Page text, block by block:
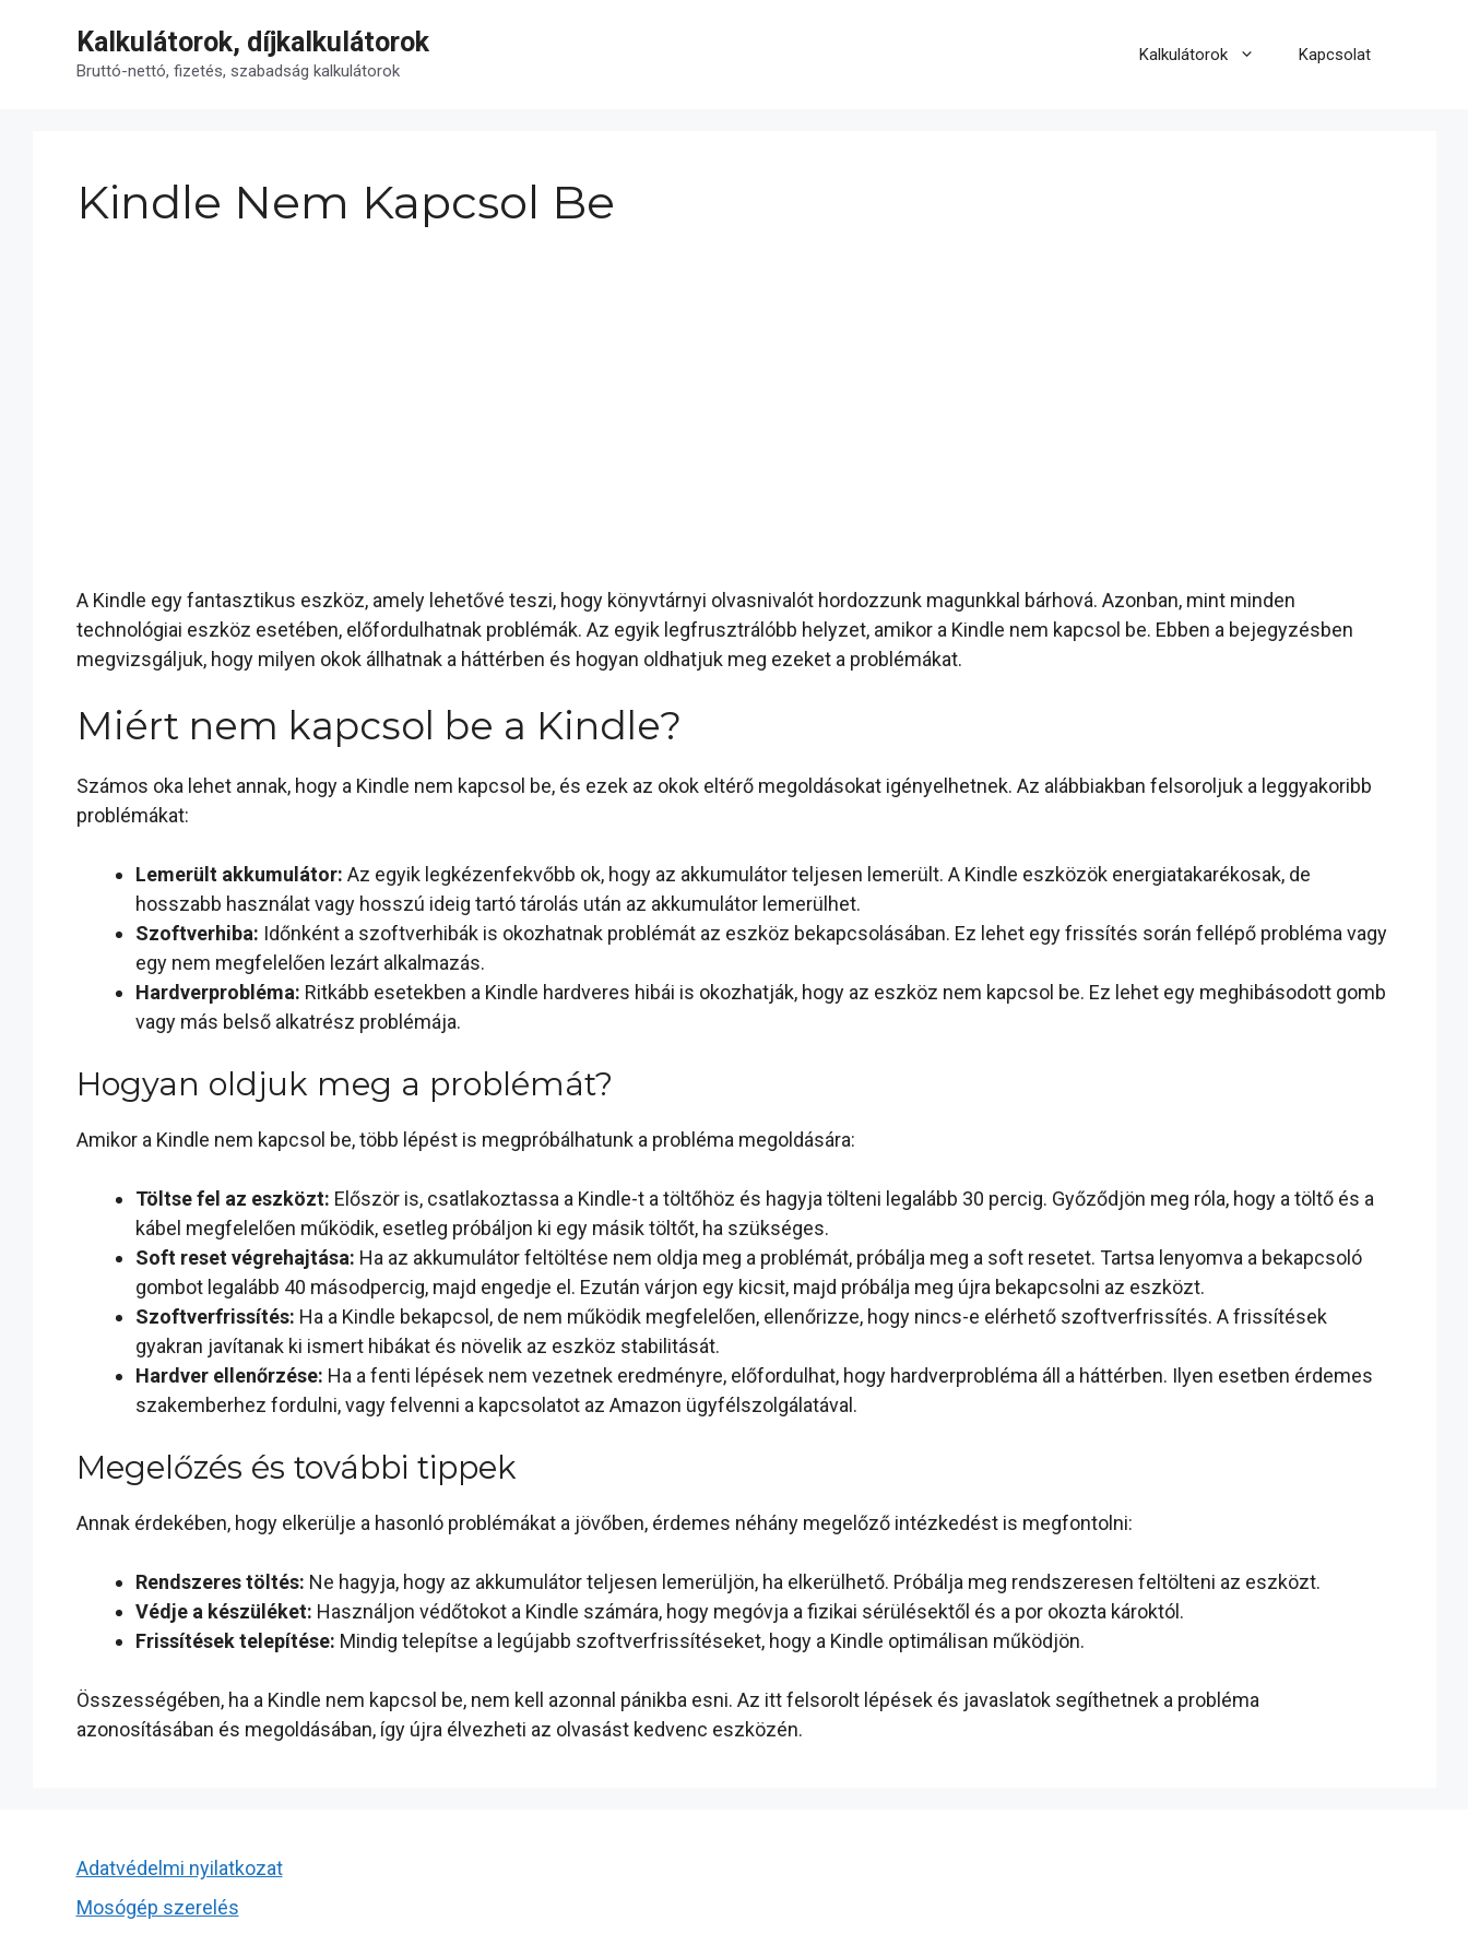
tartalomba
Kalkulátorok, díjkalkulátorok
Bruttó-nettó, fizetés, szabadság kalkulátorok
Kalkulátorok Kapcsolat
Kindle Nem Kapcsol Be
A Kindle egy fantasztikus eszköz, amely lehetővé teszi, hogy könyvtárnyi olvasnivalót hordozzunk magunkkal bárhová. Azonban, mint minden
technológiai eszköz esetében, előfordulhatnak problémák. Az egyik legfrusztrálóbb helyzet, amikor a Kindle nem kapcsol be. Ebben a bejegyzésben
megvizsgáljuk, hogy milyen okok állhatnak a háttérben és hogyan oldhatjuk meg ezeket a problémákat.
Miért nem kapcsol be a Kindle?
Számos oka lehet annak, hogy a Kindle nem kapcsol be, és ezek az okok eltérő megoldásokat igényelhetnek. Az alábbiakban felsoroljuk a leggyakoribb
problémákat:
Lemerült akkumulátor: Az egyik legkézenfekvőbb ok, hogy az akkumulátor teljesen lemerült. A Kindle eszközök energiatakarékosak, de
hosszabb használat vagy hosszú ideig tartó tárolás után az akkumulátor lemerülhet.
Szoftverhiba: Időnként a szoftverhibák is okozhatnak problémát az eszköz bekapcsolásában. Ez lehet egy frissítés során fellépő probléma vagy
egy nem megfelelően lezárt alkalmazás.
Hardverprobléma: Ritkább esetekben a Kindle hardveres hibái is okozhatják, hogy az eszköz nem kapcsol be. Ez lehet egy meghibásodott gomb
vagy más belső alkatrész problémája.
Hogyan oldjuk meg a problémát?
Amikor a Kindle nem kapcsol be, több lépést is megpróbálhatunk a probléma megoldására:
Töltse fel az eszközt: Először is, csatlakoztassa a Kindle-t a töltőhöz és hagyja tölteni legalább 30 percig. Győződjön meg róla, hogy a töltő és a
kábel megfelelően működik, esetleg próbáljon ki egy másik töltőt, ha szükséges.
Soft reset végrehajtása: Ha az akkumulátor feltöltése nem oldja meg a problémát, próbálja meg a soft resetet. Tartsa lenyomva a bekapcsoló
gombot legalább 40 másodpercig, majd engedje el. Ezután várjon egy kicsit, majd próbálja meg újra bekapcsolni az eszközt.
Szoftverfrissítés: Ha a Kindle bekapcsol, de nem működik megfelelően, ellenőrizze, hogy nincs-e elérhető szoftverfrissítés. A frissítések
gyakran javítanak ki ismert hibákat és növelik az eszköz stabilitását.
Hardver ellenőrzése: Ha a fenti lépések nem vezetnek eredményre, előfordulhat, hogy hardverprobléma áll a háttérben. Ilyen esetben érdemes
szakemberhez fordulni, vagy felvenni a kapcsolatot az Amazon ügyfélszolgálatával.
Megelőzés és további tippek
Annak érdekében, hogy elkerülje a hasonló problémákat a jövőben, érdemes néhány megelőző intézkedést is megfontolni:
Rendszeres töltés: Ne hagyja, hogy az akkumulátor teljesen lemerüljön, ha elkerülhető. Próbálja meg rendszeresen feltölteni az eszközt.
Védje a készüléket: Használjon védőtokot a Kindle számára, hogy megóvja a fizikai sérülésektől és a por okozta károktól.
Frissítések telepítése: Mindig telepítse a legújabb szoftverfrissítéseket, hogy a Kindle optimálisan működjön.
Összességében, ha a Kindle nem kapcsol be, nem kell azonnal pánikba esni. Az itt felsorolt lépések és javaslatok segíthetnek a probléma
azonosításában és megoldásában, így újra élvezheti az olvasást kedvenc eszközén.
Adatvédelmi nyilatkozat
Mosógép szerelés